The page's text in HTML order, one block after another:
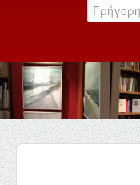
Κατάλογος
Εκδηλώσεις
Επικοινωνία